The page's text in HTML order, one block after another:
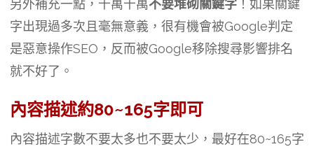
另外補充一點，千萬千萬不要堆砌關鍵字！如果關鍵
字出現過多次且毫無意義，很有機會被Google判定
是惡意操作SEO，反而被Google移除搜尋影響排名
就不好了。
內容描述約80~165字即可
內容描述字數不要太多也不要太少，最好在80~165字